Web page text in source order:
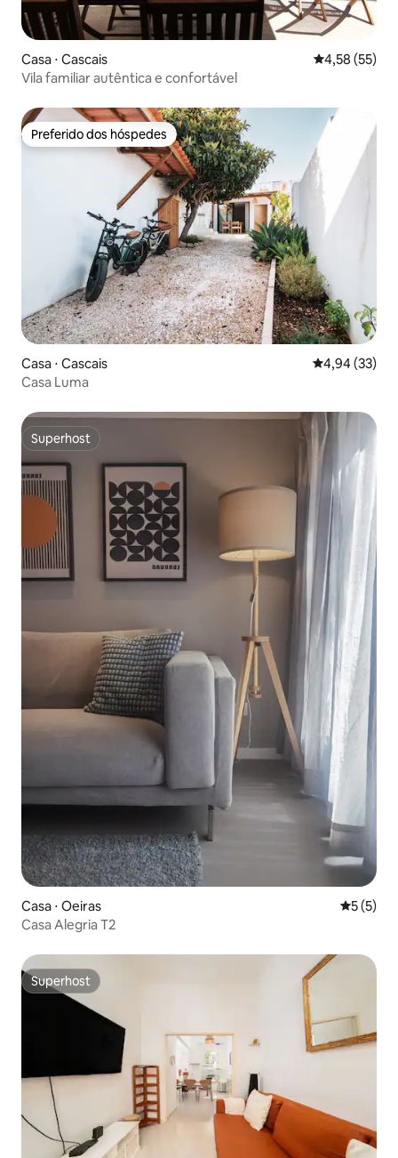
Casa ⋅ Cascais 4,58 de uma
4,58 (55)
Vila familiar autêntica e confortável
Preferido dos hóspedes
Preferido dos hóspedes
Casa ⋅ Cascais 4,94 de uma
4,94 (33)
Casa Luma
Superhost
Superhost
Casa ⋅ Oeiras 5 de
5 (5)
Casa Alegria T2
Superhost
Superhost